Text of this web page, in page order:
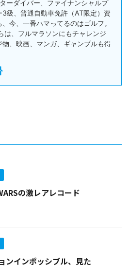
ーダイバー、ファイナンシャルプ
3級、普通自動車免許（AT限定）資
今、一番ハマってるのはゴルフ。
は、フルマラソンにもチャレンジ
物、映画、マンガ、ギャンブルも得
の激レアレコード
ンインポッシブル、見た